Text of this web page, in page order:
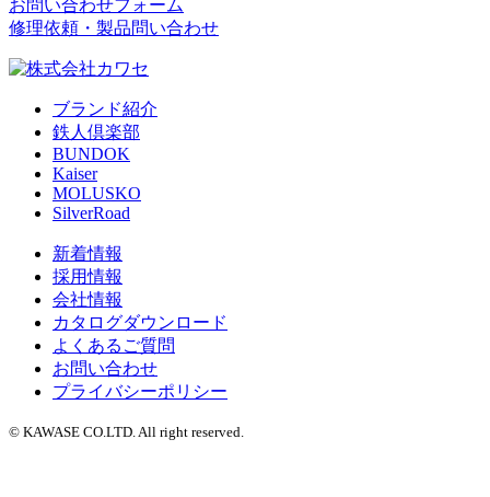
お問い合わせフォーム
修理依頼・製品問い合わせ
ブランド紹介
鉄人倶楽部
BUNDOK
Kaiser
MOLUSKO
SilverRoad
新着情報
採用情報
会社情報
カタログダウンロード
よくあるご質問
お問い合わせ
プライバシーポリシー
© KAWASE CO.LTD. All right reserved.